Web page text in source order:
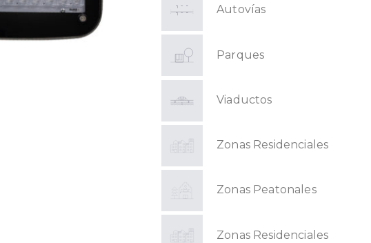
Autovías
Parques
Viaductos
Zonas Residenciales
Zonas Peatonales
Zonas Residenciales